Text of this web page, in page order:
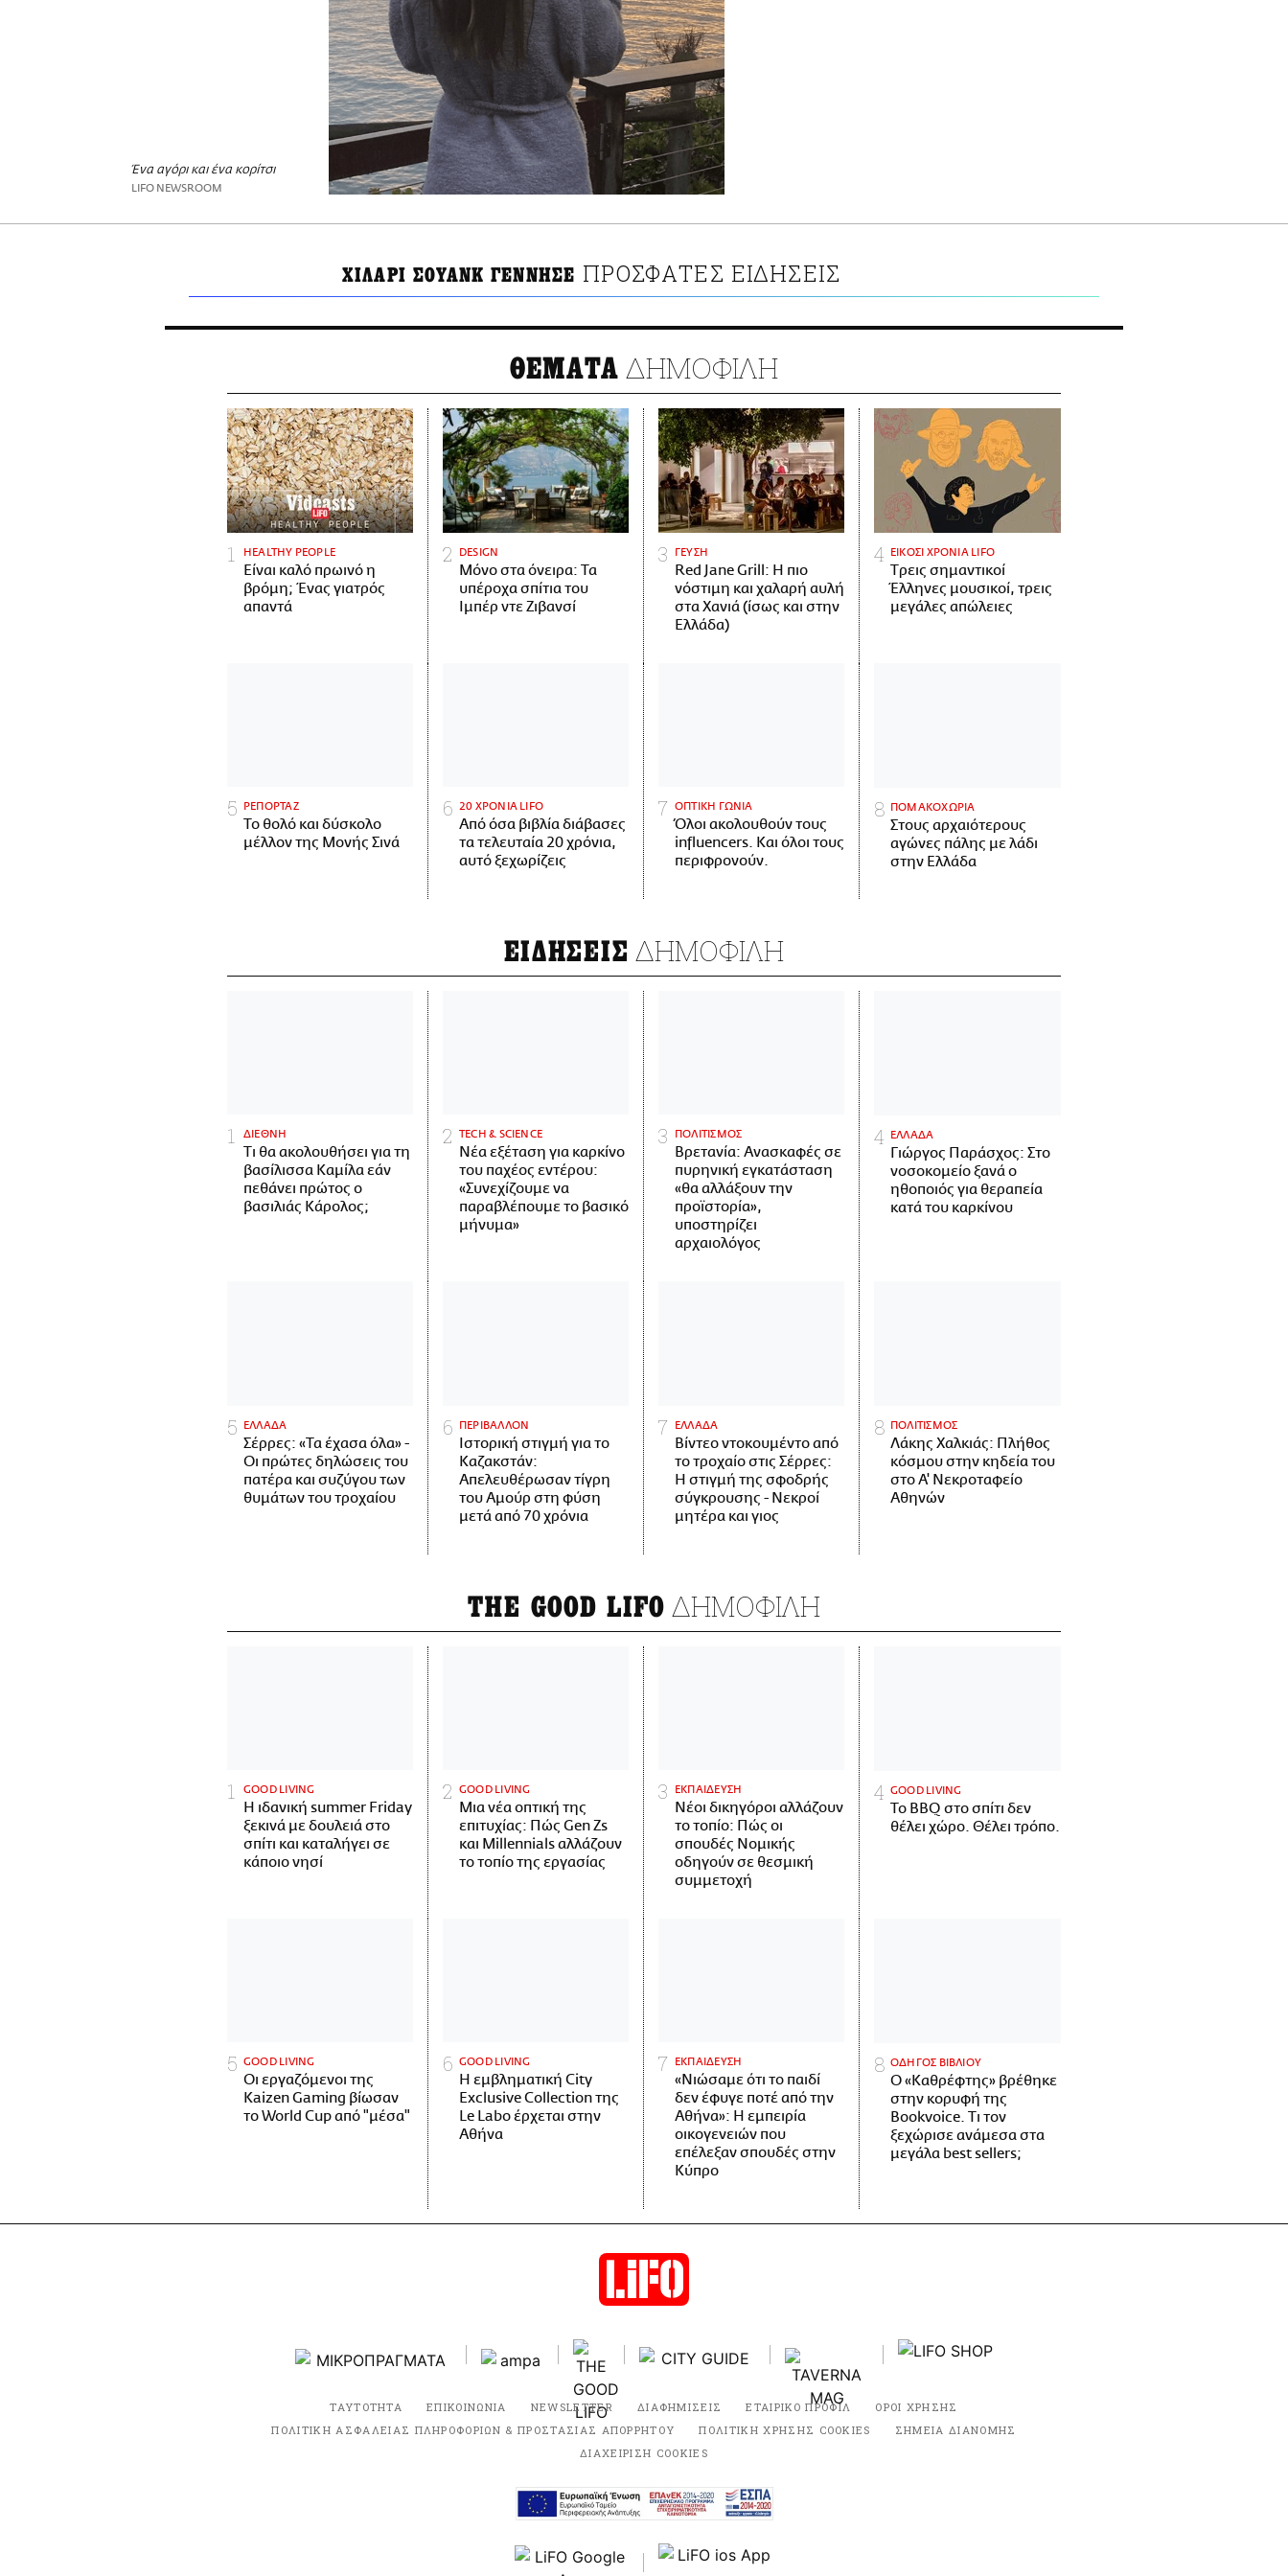
Ένα αγόρι και ένα κορίτσι
LIFO NEWSROOM
ΧΙΛΑΡΙ ΣΟΥΑΝΚ ΓΕΝΝΗΣΕ ΠΡΟΣΦΑΤΕΣ ΕΙΔΗΣΕΙΣ
ΘΕΜΑΤΑ ΔΗΜΟΦΙΛΗ
HEALTHY PEOPLE
Είναι καλό πρωινό η
βρόμη; Ένας γιατρός
απαντά
DESIGN
Μόνο στα όνειρα: Τα
υπέροχα σπίτια του
Ιμπέρ ντε Ζιβανσί
ΓΕΥΣΗ
Red Jane Grill: Η πιο
νόστιμη και χαλαρή αυλή
στα Χανιά (ίσως και στην
Ελλάδα)
ΕΙΚΟΣΙ ΧΡΟΝΙΑ LIFO
Tρεις σημαντικοί
Έλληνες μουσικοί, τρεις
μεγάλες απώλειες
ΡΕΠΟΡΤΑΖ
Το θολό και δύσκολο
μέλλον της Μονής Σινά
20 ΧΡΟΝΙΑ LIFO
Από όσα βιβλία διάβασες
τα τελευταία 20 χρόνια,
αυτό ξεχωρίζεις
ΟΠΤΙΚΗ ΓΩΝΙΑ
Όλοι ακολουθούν τους
influencers. Και όλοι τους
περιφρονούν.
ΠΟΜΑΚΟΧΩΡΙΑ
Στους αρχαιότερους
αγώνες πάλης με λάδι
στην Ελλάδα
ΕΙΔΗΣΕΙΣ ΔΗΜΟΦΙΛΗ
ΔΙΕΘΝΗ
Τι θα ακολουθήσει για τη
βασίλισσα Καμίλα εάν
πεθάνει πρώτος ο
βασιλιάς Κάρολος;
ΤECH & SCIENCE
Νέα εξέταση για καρκίνο
του παχέος εντέρου:
«Συνεχίζουμε να
παραβλέπουμε το βασικό
μήνυμα»
ΠΟΛΙΤΙΣΜΟΣ
Βρετανία: Ανασκαφές σε
πυρηνική εγκατάσταση
«θα αλλάξουν την
προϊστορία»,
υποστηρίζει
αρχαιολόγος
ΕΛΛΑΔΑ
Γιώργος Παράσχος: Στο
νοσοκομείο ξανά ο
ηθοποιός για θεραπεία
κατά του καρκίνου
ΕΛΛΑΔΑ
Σέρρες: «Τα έχασα όλα» -
Οι πρώτες δηλώσεις του
πατέρα και συζύγου των
θυμάτων του τροχαίου
ΠΕΡΙΒΑΛΛΟΝ
Ιστορική στιγμή για το
Καζακστάν:
Απελευθέρωσαν τίγρη
του Αμούρ στη φύση
μετά από 70 χρόνια
ΕΛΛΑΔΑ
Βίντεο ντοκουμέντο από
το τροχαίο στις Σέρρες:
Η στιγμή της σφοδρής
σύγκρουσης - Νεκροί
μητέρα και γιος
ΠΟΛΙΤΙΣΜΟΣ
Λάκης Χαλκιάς: Πλήθος
κόσμου στην κηδεία του
στο Α' Νεκροταφείο
Αθηνών
THE GOOD LIFO ΔΗΜΟΦΙΛΗ
GOOD LIVING
Η ιδανική summer Friday
ξεκινά με δουλειά στο
σπίτι και καταλήγει σε
κάποιο νησί
GOOD LIVING
Μια νέα οπτική της
επιτυχίας: Πώς Gen Zs
και Millennials αλλάζουν
το τοπίο της εργασίας
ΕΚΠΑΙΔΕΥΣΗ
Νέοι δικηγόροι αλλάζουν
το τοπίο: Πώς οι
σπουδές Νομικής
οδηγούν σε θεσμική
συμμετοχή
GOOD LIVING
Το BBQ στο σπίτι δεν
θέλει χώρο. Θέλει τρόπο.
GOOD LIVING
Οι εργαζόμενοι της
Kaizen Gaming βίωσαν
το World Cup από "μέσα"
GOOD LIVING
Η εμβληματική City
Exclusive Collection της
Le Labo έρχεται στην
Αθήνα
ΕΚΠΑΙΔΕΥΣΗ
«Νιώσαμε ότι το παιδί
δεν έφυγε ποτέ από την
Αθήνα»: Η εμπειρία
οικογενειών που
επέλεξαν σπουδές στην
Κύπρο
ΟΔΗΓΟΣ ΒΙΒΛΙΟΥ
Ο «Καθρέφτης» βρέθηκε
στην κορυφή της
Bookvoice. Τι τον
ξεχώρισε ανάμεσα στα
μεγάλα best sellers;
ΤΑΥΤΟΤΗΤΑ ΕΠΙΚΟΙΝΩΝΙΑ NEWSLETTER ΔΙΑΦΗΜΙΣΕΙΣ ΕΤΑΙΡΙΚΟ ΠΡΟΦΙΛ
ΟΡΟΙ ΧΡΗΣΗΣ
ΠΟΛΙΤΙΚΗ ΑΣΦΑΛΕΙΑΣ ΠΛΗΡΟΦΟΡΙΩΝ & ΠΡΟΣΤΑΣΙΑΣ ΑΠΟΡΡΗΤΟΥ
ΠΟΛΙΤΙΚΗ ΧΡΗΣΗΣ COOKIES
ΣΗΜΕΙΑ ΔΙΑΝΟΜΗΣ
ΔΙΑΧΕΙΡΙΣΗ COOKIES